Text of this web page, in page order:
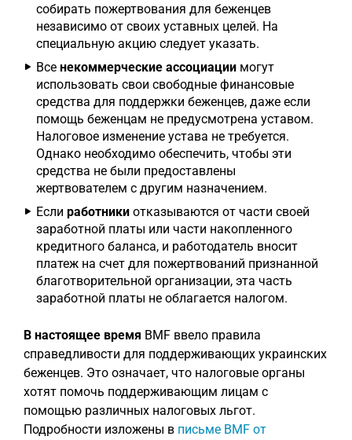
собирать пожертвования для беженцев
независимо от своих уставных целей. На
специальную акцию следует указать.
Все некоммерческие ассоциации могут
использовать свои свободные финансовые
средства для поддержки беженцев, даже если
помощь беженцам не предусмотрена уставом.
Налоговое изменение устава не требуется.
Однако необходимо обеспечить, чтобы эти
средства не были предоставлены
жертвователем с другим назначением.
Если работники отказываются от части своей
заработной платы или части накопленного
кредитного баланса, и работодатель вносит
платеж на счет для пожертвований признанной
благотворительной организации, эта часть
заработной платы не облагается налогом.
В настоящее время BMF ввело правила
справедливости для поддерживающих украинских
беженцев. Это означает, что налоговые органы
хотят помочь поддерживающим лицам с
помощью различных налоговых льгот.
Подробности изложены в письме BMF от